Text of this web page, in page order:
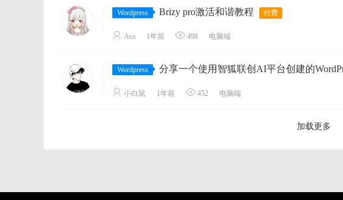
Wordpress Brizy pro激活和谐教程
Ava 1年前 498 电脑端
Wordpress 分享一个使用智狐联创AI平台创建的WordPress分
小白鼠 1年前 452 电脑端
加载更多